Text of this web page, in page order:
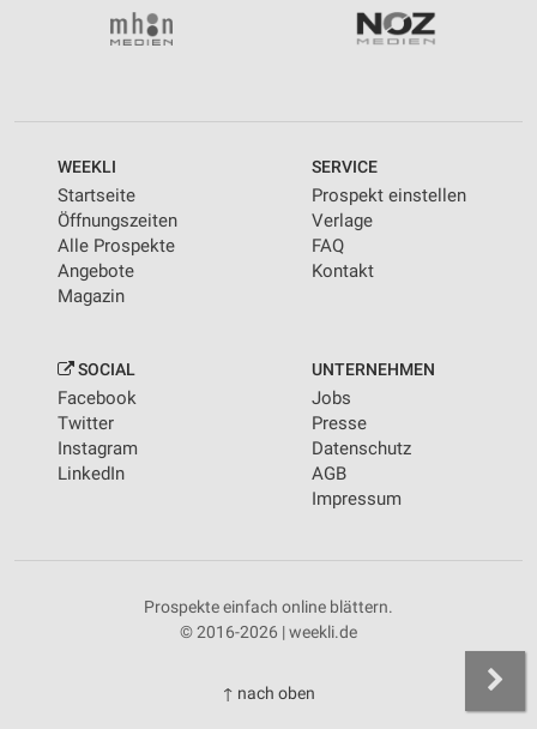
WEEKLI
Startseite
Öffnungszeiten
Alle Prospekte
Angebote
Magazin
SERVICE
Prospekt einstellen
Verlage
FAQ
Kontakt
SOCIAL
Facebook
Twitter
Instagram
LinkedIn
UNTERNEHMEN
Jobs
Presse
Datenschutz
AGB
Impressum
Prospekte einfach online blättern.
© 2016-2026 | weekli.de
↑ nach oben